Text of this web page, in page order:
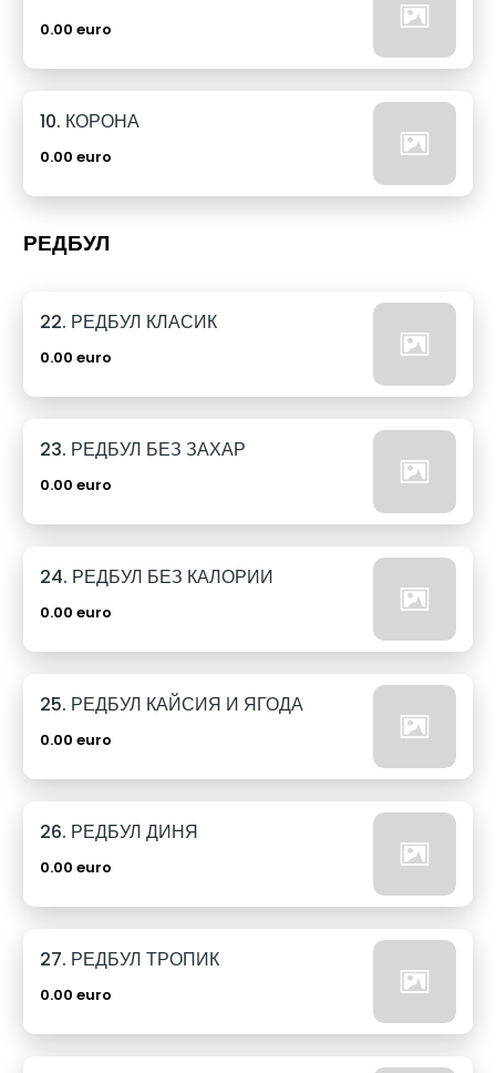
0.00 euro
10. КОРОНА
0.00 euro
РЕДБУЛ
22. РЕДБУЛ КЛАСИК
0.00 euro
23. РЕДБУЛ БЕЗ ЗАХАР
0.00 euro
24. РЕДБУЛ БЕЗ КАЛОРИИ
0.00 euro
25. РЕДБУЛ КАЙСИЯ И ЯГОДА
0.00 euro
26. РЕДБУЛ ДИНЯ
0.00 euro
27. РЕДБУЛ ТРОПИК
0.00 euro